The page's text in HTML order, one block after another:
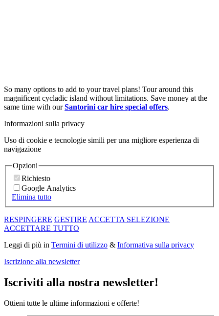
So many options to add to your travel plans! Tour around this
magnificent cycladic island without limitations. Save money at the
same time with ourSantorini car hire special offers.
Informazioni sulla privacy
Uso di cookie e tecnologie simili per una migliore esperienza di
navigazione
Opzioni
Richiesto
Google Analytics
Elimina tutto
RESPINGERE GESTIRE ACCETTA SELEZIONE
ACCETTARE TUTTO
Leggi di più in Termini di utilizzo & Informativa sulla privacy
Iscrizione alla newsletter
Iscriviti alla nostra newsletter!
Ottieni tutte le ultime informazioni e offerte!